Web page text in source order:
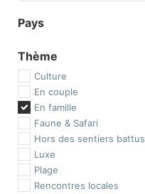
Pays
Afrique du Sud
Botswana
Ethiopie
Île de la Réunion
Île Maurice
Kenya
Madagascar
Malawi
Maroc
Thème
Culture
En couple
En famille
Faune & Safari
Hors des sentiers battus
Luxe
Plage
Rencontres locales